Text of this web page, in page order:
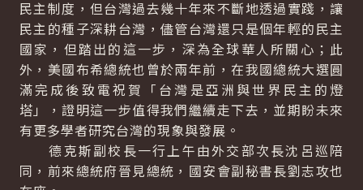
民主制度，但台灣過去幾十年來不斷地透過實踐，讓
民主的種子深耕台灣，儘管台灣還只是個年輕的民主
國家，但踏出的這一步，深為全球華人所關心；此
外，美國布希總統也曾於兩年前，在我國總統大選圓
滿完成後致電祝賀「台灣是亞洲與世界民主的燈
塔」，證明這一步值得我們繼續走下去，並期盼未來
有更多學者研究台灣的現象與發展。
德克斯副校長一行上午由外交部次長沈呂巡陪
同，前來總統府晉見總統，國安會副秘書長劉志攻也